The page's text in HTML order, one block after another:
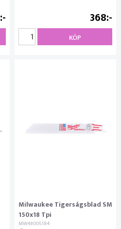
368
KÖP
Milwaukee Tigersågsblad SM
150x18 Tpi
MW48005184